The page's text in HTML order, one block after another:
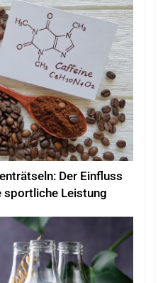
Der Einfluss
sportliche Leistung